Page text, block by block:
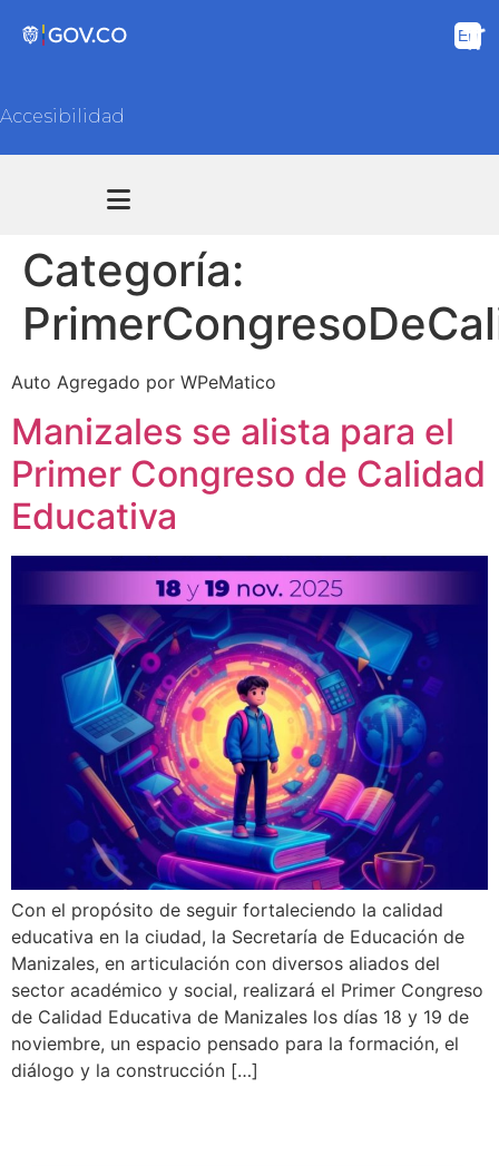
Accesibilidad
Categoría:
Auto Agregado por WPeMatico
Manizales se alista para el
Primer Congreso de Calidad
Educativa
Con el propósito de seguir fortaleciendo la calidad
educativa en la ciudad, la Secretaría de Educación de
Manizales, en articulación con diversos aliados del
sector académico y social, realizará el Primer Congreso
de Calidad Educativa de Manizales los días 18 y 19 de
noviembre, un espacio pensado para la formación, el
diálogo y la construcción […]